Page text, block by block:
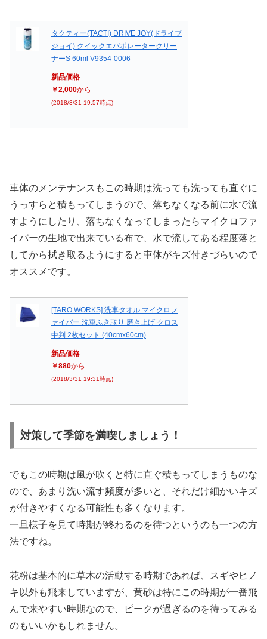
タクティー(TACTI) DRIVE JOY(ドライブ
ジョイ) クイックエバポレータークリー
ナーS 60ml V9354-0006
新品価格
￥2,000から
(2018/3/31 19:57時点)
車体のメンテナンスもこの時期は洗っても洗っても直ぐに
うっすらと積もってしまうので、落ちなくなる前に水で流
すようにしたり、落ちなくなってしまったらマイクロファ
イバーの生地で出来ている布で、水で流してある程度落と
してから拭き取るようにすると車体がキズ付きづらいので
オススメです。
[TARO WORKS] 洗車タオル マイクロフ
ァイバー 洗車ふき取り 磨き上げ クロス
中判 2枚セット (40cmx60cm)
新品価格
￥880から
(2018/3/31 19:31時点)
対策して季節を満喫しましょう！
でもこの時期は風が吹くと特に直ぐ積もってしまうものな
ので、あまり洗い流す頻度が多いと、それだけ細かいキズ
が付きやすくなる可能性も多くなります。
一旦様子を見て時期が終わるのを待つというのも一つの方
法ですね。
花粉は基本的に草木の活動する時期であれば、スギやヒノ
キ以外も飛来していますが、黄砂は特にこの時期が一番飛
んで来やすい時期なので、ピークが過ぎるのを待ってみる
のもいいかもしれません。